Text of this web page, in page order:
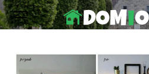
Skip
to
Ogród.edu.pl